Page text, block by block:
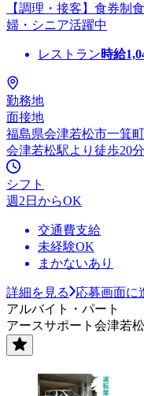
【調理・接客】食券制
婦・シニア活躍中
レストラン時給
勤務地
面接地
福島県会津若松市一箕
会津若松駅より徒歩20分
シフト
週2日からOK
交通費支給
未経験OK
まかないあり
詳細を見る
応募画面に
アルバイト・パート
アースサポート会津若